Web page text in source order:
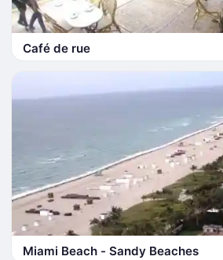
Café de rue
Miami Beach - Sandy Beaches